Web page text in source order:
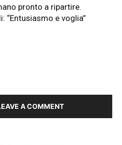
pronto a ripartire.
“Entusiasmo e voglia”
A COMMENT